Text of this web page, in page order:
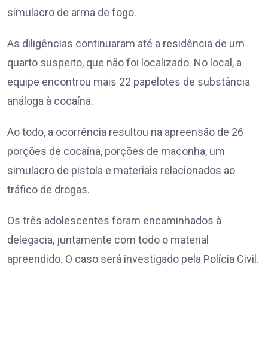
simulacro de arma de fogo.
As diligências continuaram até a residência de um
quarto suspeito, que não foi localizado. No local, a
equipe encontrou mais 22 papelotes de substância
análoga à cocaína.
Ao todo, a ocorrência resultou na apreensão de 26
porções de cocaína, porções de maconha, um
simulacro de pistola e materiais relacionados ao
tráfico de drogas.
Os três adolescentes foram encaminhados à
delegacia, juntamente com todo o material
apreendido. O caso será investigado pela Polícia Civil.